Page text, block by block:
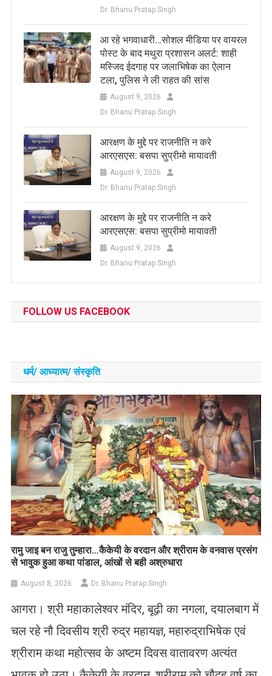
Dr. Bhanu Pratap Singh
आ रहे भगवाधारी…सोशल मीडिया पर वायरल
पोस्ट के बाद मथुरा प्रशासन अलर्ट: शाही
मस्जिद ईदगाह पर जलाभिषेक का ऐलान
टला, पुलिस ने ली राहत की सांस
August 9, 2026
Dr. Bhanu Pratap Singh
आरक्षण के मुद्दे पर राजनीति न करे
आरएसएस: बसपा सुप्रीमो मायावती
August 9, 2026
Dr. Bhanu Pratap Singh
आरक्षण के मुद्दे पर राजनीति न करे
आरएसएस: बसपा सुप्रीमो मायावती
August 9, 2026
Dr. Bhanu Pratap Singh
FOLLOW US FACEBOOK
धर्म/ आध्‍यात्‍म/ संस्‍कृति
रामु जाइ बन राजु तुम्हारा…कैकेयी के वरदान और श्रीराम के वनवास प्रसंग
से भावुक हुआ कथा पांडाल, आंखों से बही अश्रुधारा
August 8, 2026 Dr. Bhanu Pratap Singh
आगरा। श्री महाकालेश्वर मंदिर, बूढ़ी का नगला, दयालबाग में
चल रहे नौ दिवसीय श्री रुद्र महायज्ञ, महारुद्राभिषेक एवं
श्रीराम कथा महोत्सव के अष्टम दिवस वातावरण अत्यंत